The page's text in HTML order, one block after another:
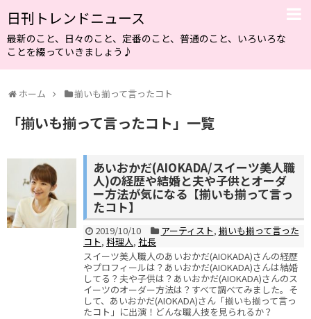
日刊トレンドニュース
最新のこと、日々のこと、定番のこと、普通のこと、いろいろな
ことを綴っていきましょう♪
ホーム 揃いも揃って言ったコト
「揃いも揃って言ったコト」 一覧
あいおかだ(AIOKADA/スイーツ美人職
人)の経歴や結婚と夫や子供とオーダ
ー方法が気になる【揃いも揃って言っ
たコト】
2019/10/10 アーティスト, 揃いも揃って言った
コト, 料理人, 社長
スイーツ美人職人のあいおかだ(AIOKADA)さんの経歴
やプロフィールは？あいおかだ(AIOKADA)さんは結婚
してる？夫や子供は？あいおかだ(AIOKADA)さんのス
イーツのオーダー方法は？すべて調べてみました。そ
して、あいおかだ(AIOKADA)さん「揃いも揃って言っ
たコト」に出演！どんな職人技を見られるか？